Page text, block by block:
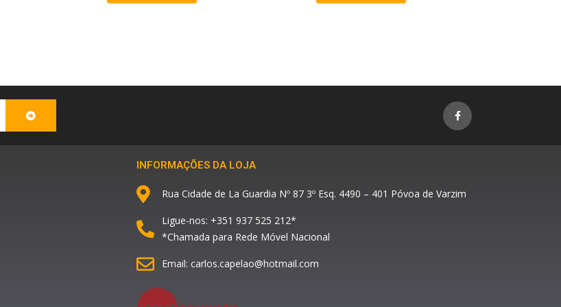
F
a
c
e
f
INFORMAÇÕES DA LOJA
Rua Cidade de La Guardia Nº 87 3º Esq. 4490 – 401 Póvoa de Varzim
Ligue-nos: +351 937 525 212*
*Chamada para Rede Móvel Nacional
Email: carlos.capelao@hotmail.com